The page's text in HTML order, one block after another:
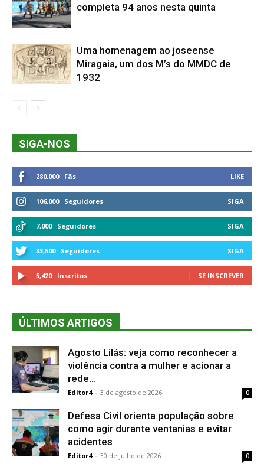
completa 94 anos nesta quinta
Uma homenagem ao joseense
Miragaia, um dos M’s do MMDC de
1932
SIGA-NOS
280,000 Fãs LIKE
106,000 Seguidores SIGA
7,000 Seguidores SIGA
33,500 Seguidores SIGA
5,420 Inscritos SE INSCREVER
ÚLTIMOS ARTIGOS
Agosto Lilás: veja como reconhecer a
violência contra a mulher e acionar a
rede...
Editor4 - 3 de agosto de 2026 0
Defesa Civil orienta população sobre
como agir durante ventanias e evitar
acidentes
Editor4 - 30 de julho de 2026 0